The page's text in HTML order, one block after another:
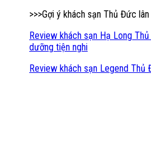
>>>Gợi ý khách sạn Thủ Đức
Review khách sạn Hạ Long
dưỡng tiện nghi
Review khách sạn Legend